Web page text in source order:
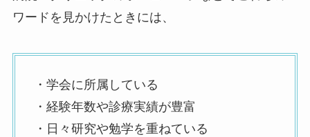
ワードを見かけたときには、
・学会に所属している
・経験年数や診療実績が豊富
・日々研究や勉学を重ねている